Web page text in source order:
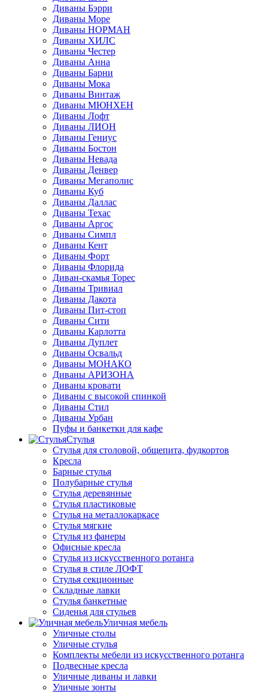
Диваны Бэрри
Диваны Море
Диваны НОРМАН
Диваны ХИЛС
Диваны Честер
Диваны Анна
Диваны Барни
Диваны Мока
Диваны Винтаж
Диваны МЮНХЕН
Диваны Лофт
Диваны ЛИОН
Диваны Гениус
Диваны Бостон
Диваны Невада
Диваны Денвер
Диваны Мегаполис
Диваны Куб
Диваны Даллас
Диваны Техас
Диваны Аргос
Диваны Симпл
Диваны Кент
Диваны Форт
Диваны Флорида
Диван-скамья Торес
Диваны Тривиал
Диваны Дакота
Диваны Пит-стоп
Диваны Сити
Диваны Карлотта
Диваны Дуплет
Диваны Освальд
Диваны МОНАКО
Диваны АРИЗОНА
Диваны кровати
Диваны с высокой спинкой
Диваны Стил
Диваны Урбан
Пуфы и банкетки для кафе
Стулья
Стулья для столовой, общепита, фудкортов
Кресла
Барные стулья
Полубарные стулья
Стулья деревянные
Стулья пластиковые
Стулья на металлокаркасе
Стулья мягкие
Стулья из фанеры
Офисные кресла
Стулья из искусственного ротанга
Стулья в стиле ЛОФТ
Стулья секционные
Складные лавки
Стулья банкетные
Сиденья для стульев
Уличная мебель
Уличные столы
Уличные стулья
Комплекты мебели из искусственного ротанга
Подвесные кресла
Уличные диваны и лавки
Уличные зонты